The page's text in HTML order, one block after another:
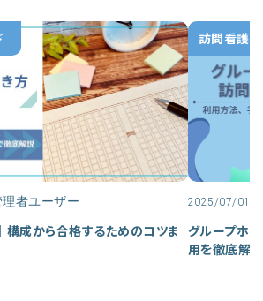
理者ユーザー
成から合格するためのコツま
訪問看護
2025/07/01
グループホー
用を徹底解説